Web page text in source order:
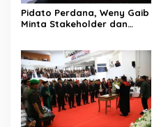
Pidato Perdana, Weny Gaib
Minta Stakeholder dan